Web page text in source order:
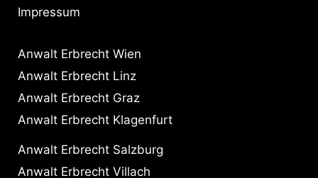
Impressum
Anwalt Erbrecht Wien
Anwalt Erbrecht Linz
Anwalt Erbrecht Graz
Anwalt Erbrecht Klagenfurt
Anwalt Erbrecht Salzburg
Anwalt Erbrecht Villach